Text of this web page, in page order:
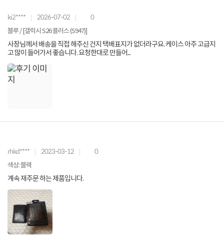
ki2**** 2026-07-02 0
블루 / [갤럭시 S26 플러스 (S947)]
사장님께서 배송을 직접 해주신 건지 택배표지가 없더라구요. 케이스 아주 고급지
고 많이 들어가서 좋습니다. 요청한대로 만들어...
rhkd**** 2023-03-12 0
색상: 블랙
계속 재주문 하는 제품입니다.